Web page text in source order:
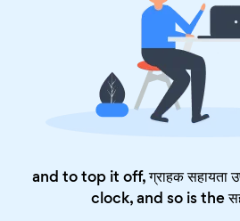
and to top it off, ग्राहक सहायता
clock, and so is the